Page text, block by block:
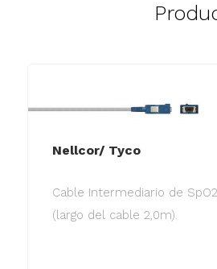
Nellcor/ Tyco
Cable Intermediario de SpO2
(largo del cable 2,0m).